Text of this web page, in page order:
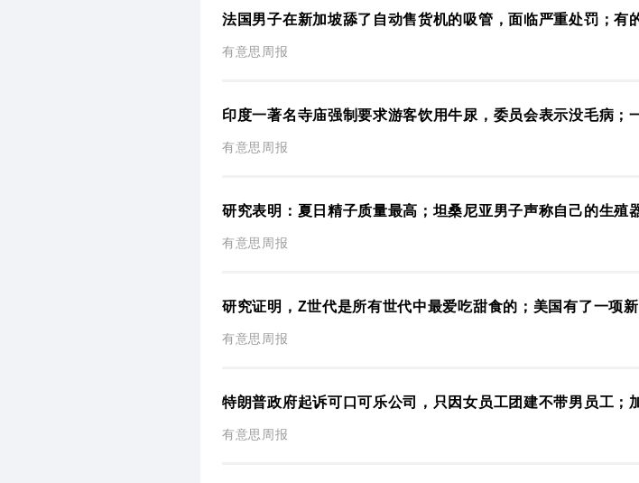
法国男子在新加坡舔了自动售货机的吸管，面临严重处罚；有
有意思周报
印度一著名寺庙强制要求游客饮用牛尿，委员会表示没毛病
有意思周报
研究表明：夏日精子质量最高；坦桑尼亚男子声称自己的生殖
有意思周报
研究证明，Z世代是所有世代中最爱吃甜食的；美国有了一项
有意思周报
特朗普政府起诉可口可乐公司，只因女员工团建不带男员工
有意思周报